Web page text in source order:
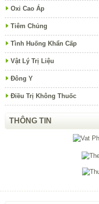
Oxi Cao Áp
Tiêm Chủng
Tình Huống Khẩn Cấp
Vật Lý Trị Liệu
Đông Y
Điều Trị Không Thuốc
THÔNG TIN